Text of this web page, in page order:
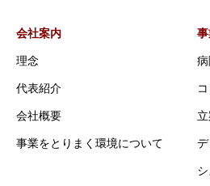
会社案内
理念
代表紹介
会社概要
事業をとりまく環境について